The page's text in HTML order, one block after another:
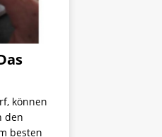
können
den
besten